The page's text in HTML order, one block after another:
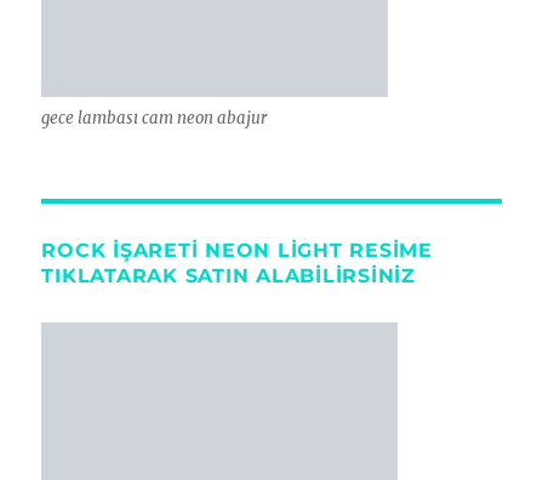
gece lambası cam neon abajur
ROCK IŞARETI NEON LIGHT RESIME
TIKLATARAK SATIN ALABILIRSINIZ